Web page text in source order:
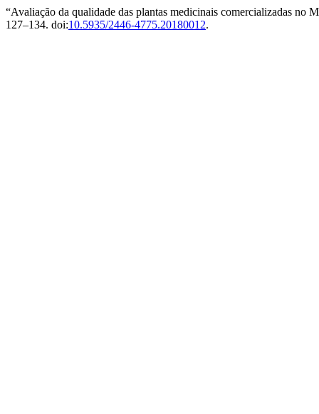
“Avaliação da qualidade das plantas medicinais comercializadas no
127–134. doi:10.5935/2446-4775.20180012.